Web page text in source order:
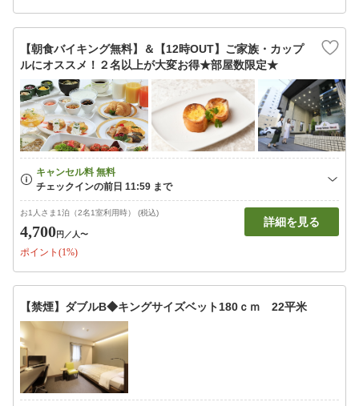
【朝食バイキング無料】＆【12時OUT】ご家族・カップ
ルにオススメ！２名以上が大変お得★部屋数限定★
お1人さま1泊（2名1室利用時） (税込)
4,700円 ／人〜
ポイント(1%)
詳細を見る
【禁煙】ダブルB◆キングサイズベット180ｃｍ 22平米